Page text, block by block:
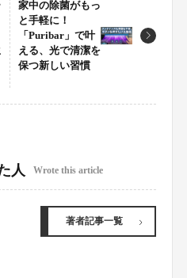
家中の除菌がもっ
と手軽に！
「Puribar」で叶
える、光で清潔を
保つ新しい習慣
人 Wrote this article
著者記事一覧